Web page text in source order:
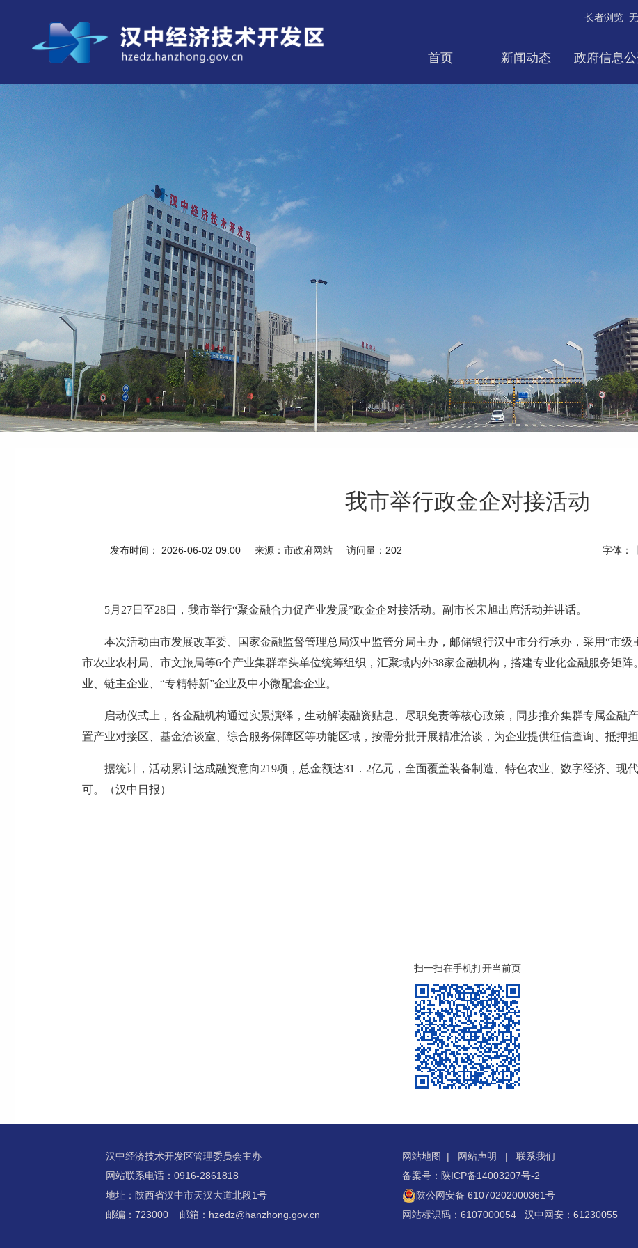
长者浏览
首页 新闻动态 政府信息
互动交流
我市举行政金企对接活动
发布时间： 2026-06-02 09:00 来源：市政府网站 访问量： 202 字体：
5月27日至28日，我市举行“聚金融合力促产业发展”政金企对接活动。副市长宋旭出席活动并讲话。
本次活动由市发展改革委、国家金融监督管理总局汉中监管分局主办，邮储银行汉中市分行承办，采用“市级
市农业农村局、市文旅局等6个产业集群牵头单位统筹组织，汇聚域内外38家金融机构，搭建专业化金融服务矩
业、链主企业、“专精特新”企业及中小微配套企业。
启动仪式上，各金融机构通过实景演绎，生动解读融资贴息、尽职免责等核心政策，同步推介集群专属金融
置产业对接区、基金洽谈室、综合服务保障区等功能区域，按需分批开展精准洽谈，为企业提供征信查询、抵押
据统计，活动累计达成融资意向219项，总金额达31．2亿元，全面覆盖装备制造、特色农业、数字经济、现
可。（汉中日报）
扫一扫在手机打开当前页
汉中经济技术开发区管理委员会主办
网站联系电话：0916-2861818
地址：陕西省汉中市天汉大道北段1号
邮编：723000 邮箱：hzedz@hanzhong.gov.cn
网站地图 | 网站声明 | 联系我们
备案号：陕ICP备14003207号-2
陕公网安备 61070202000361号
网站标识码：6107000054 汉中网安：61230055